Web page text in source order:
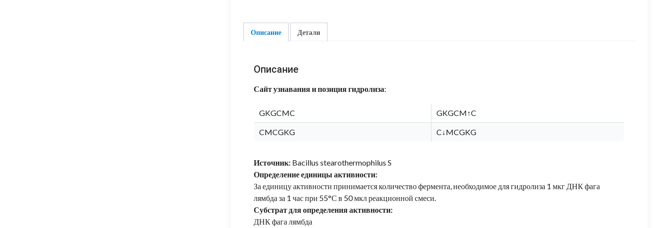
Описание Детали
Описание
Сайт узнавания и позиция гидролиза:
GKGCMC GKGCM↑C
CMCGKG C↓MCGKG
Источник: Bacillus stearothermophilus S
Определение единицы активности:
За единицу активности принимается количество фермента, необходимое для гидролиза 1 мкг ДНК фага
лямбда за 1 час при 55°С в 50 мкл реакционной смеси.
Субстрат для определения активности:
ДНК фага лямбда